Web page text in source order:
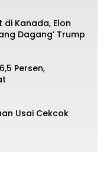
di Kanada, Elon
Dagang’ Trump
Persen,
Usai Cekcok